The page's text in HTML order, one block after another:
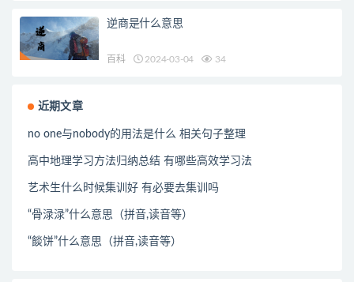
逆商是什么意思
百科 2024-03-04 34
近期文章
no one与nobody的用法是什么 相关句子整理
高中地理学习方法归纳总结 有哪些高效学习法
艺术生什么时候集训好 有必要去集训吗
“骨渌渌”什么意思（拼音,读音等）
“餤饼”什么意思（拼音,读音等）